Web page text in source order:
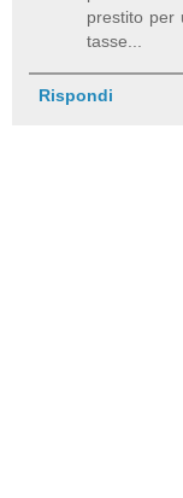
prestito per
tasse...
Rispondi